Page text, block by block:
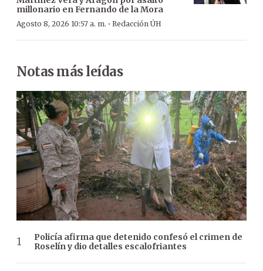
millonario en Fernando de la Mora
Agosto 8, 2026 10:57 a. m. · Redacción ÚH
Notas más leídas
Policía afirma que detenido confesó el crimen de
Roselín y dio detalles escalofriantes